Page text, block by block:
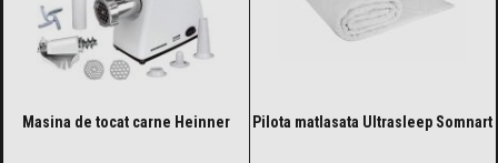
Masina de tocat carne Heinner Pilota matlasata Ultrasleep Somnart